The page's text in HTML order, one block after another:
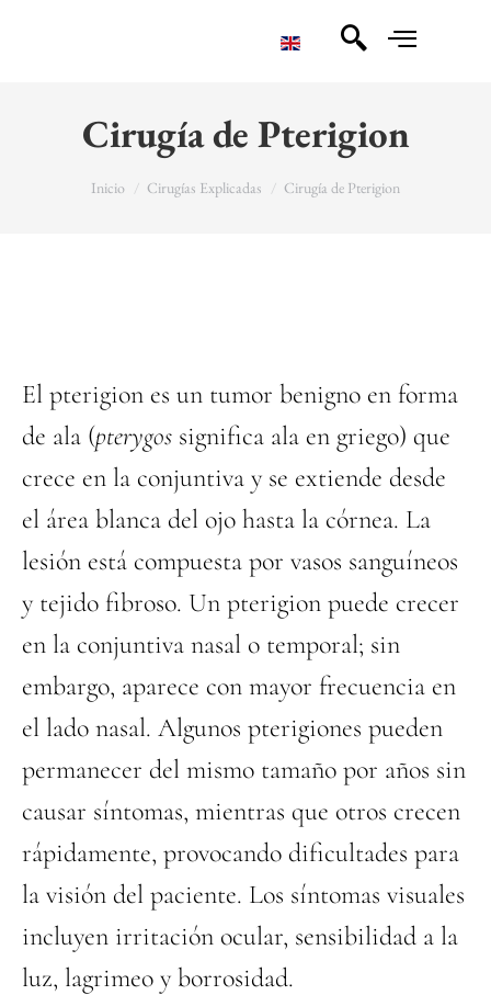
Cirugía de Pterigion
You are here:
Inicio Cirugías Explicadas Cirugía de Pterigion
El pterigion es un tumor benigno en forma
de ala (pterygos significa ala en griego) que
crece en la conjuntiva y se extiende desde
el área blanca del ojo hasta la córnea. La
lesión está compuesta por vasos sanguíneos
y tejido fibroso. Un pterigion puede crecer
en la conjuntiva nasal o temporal; sin
embargo, aparece con mayor frecuencia en
el lado nasal. Algunos pterigiones pueden
permanecer del mismo tamaño por años sin
causar síntomas, mientras que otros crecen
rápidamente, provocando dificultades para
la visión del paciente. Los síntomas visuales
incluyen irritación ocular, sensibilidad a la
luz, lagrimeo y borrosidad.